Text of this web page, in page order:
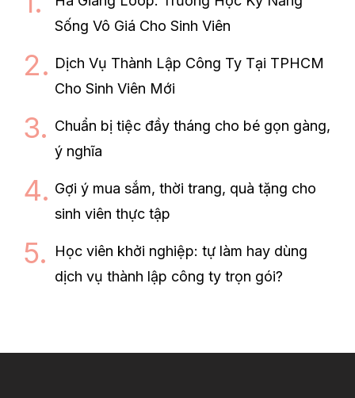
Sống Vô Giá Cho Sinh Viên
Dịch Vụ Thành Lập Công Ty Tại TPHCM
Cho Sinh Viên Mới
Chuẩn bị tiệc đầy tháng cho bé gọn gàng,
ý nghĩa
Gợi ý mua sắm, thời trang, quà tặng cho
sinh viên thực tập
Học viên khởi nghiệp: tự làm hay dùng
dịch vụ thành lập công ty trọn gói?